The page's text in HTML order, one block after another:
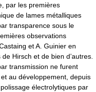
par les premières
de lames métalliques
transparence sous le
observations
et A. Guinier en
Hirsch et de bien d’autres.
transmission ne furent
au développement, depuis
électrolytiques par